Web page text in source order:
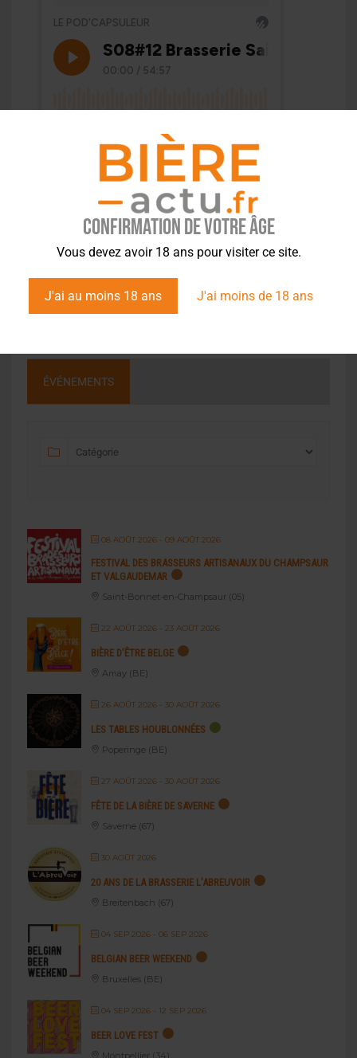
Confirmation de votre âge
Vous devez avoir 18 ans pour visiter ce site.
J'ai au moins 18 ans J'ai moins de 18 ans
ÉVÉNEMENTS
08 AOÛT 2026- 09 AOÛT 2026
FESTIVAL DES BRASSEURS ARTISANAUX DU CHAMPSAUR
ET VALGAUDEMAR
Saint-Bonnet-en-Champsaur (05)
22 AOÛT 2026- 23 AOÛT 2026
BIÈRE D’ÊTRE BELGE
Amay (BE)
26 AOÛT 2026- 30 AOÛT 2026
LES TABLES HOUBLONNÉES
Poperinge (BE)
27 AOÛT 2026- 30 AOÛT 2026
FÊTE DE LA BIÈRE DE SAVERNE
Saverne (67)
30 AOÛT 2026
20 ANS DE LA BRASSERIE L’ABREUVOIR
Breitenbach (67)
04 SEP 2026- 06 SEP 2026
BELGIAN BEER WEEKEND
Bruxelles (BE)
04 SEP 2026- 12 SEP 2026
BEER LOVE FEST
Montpellier (34)